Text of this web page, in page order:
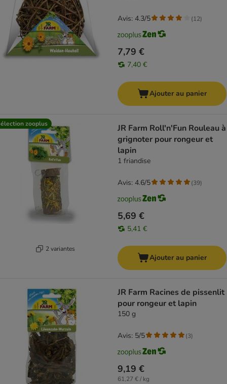
7,79 €
7,40 €
Avis: 4.3/5 (12)
Ajouter au panier
zooplus
2 variantes
JR Farm Roll'n'Fun Rouleau à
grignoter pour rongeur et
lapin
1 friandise
5,69 €
5,41 €
Avis: 4.6/5 (39)
Ajouter au panier
JR Farm Racines de pissenlit
pour rongeur et lapin
150 g
9,19 €
61,27 € / kg
Avis: 5/5 (3)